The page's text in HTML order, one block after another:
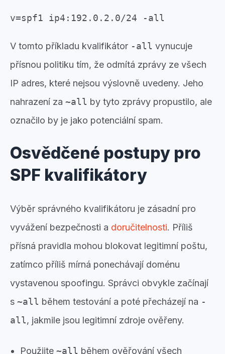
v=spf1 ip4:192.0.2.0/24 -all
V tomto příkladu kvalifikátor -all vynucuje
přísnou politiku tím, že odmítá zprávy ze všech
IP adres, které nejsou výslovně uvedeny. Jeho
nahrazení za ~all by tyto zprávy propustilo, ale
označilo by je jako potenciální spam.
Osvědčené postupy pro
SPF kvalifikátory
Výběr správného kvalifikátoru je zásadní pro
vyvážení bezpečnosti a doručitelnosti. Příliš
přísná pravidla mohou blokovat legitimní poštu,
zatímco příliš mírná ponechávají doménu
vystavenou spoofingu. Správci obvykle začínají
s ~all během testování a poté přecházejí na -
all, jakmile jsou legitimní zdroje ověřeny.
Použijte ~all během ověřování všech